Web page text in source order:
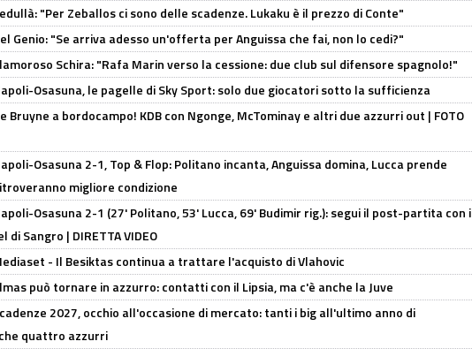
"Per Zeballos ci sono delle scadenze. Lukaku è il prezzo di Conte"
Genio: "Se arriva adesso un'offerta per Anguissa che fai, non lo cedi?"
Schira: "Rafa Marin verso la cessione: due club sul difensore spagnolo!"
Osasuna, le pagelle di Sky Sport: solo due giocatori sotto la sufficienza
Bruyne a bordocampo! KDB con Ngonge, McTominay e altri due azzurri out | FOTO
Osasuna 2-1, Top & Flop: Politano incanta, Anguissa domina, Lucca prende
migliore condizione
Osasuna 2-1 (27' Politano, 53' Lucca, 69' Budimir rig.): segui il post-partita con i
di Sangro | DIRETTA VIDEO
- Il Besiktas continua a trattare l'acquisto di Vlahovic
può tornare in azzurro: contatti con il Lipsia, ma c'è anche la Juve
2027, occhio all'occasione di mercato: tanti i big all'ultimo anno di
quattro azzurri